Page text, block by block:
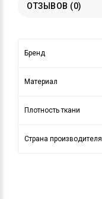
ОТЗЫВОВ (0)
Бренд
Материал
Плотность ткани
Страна производителя